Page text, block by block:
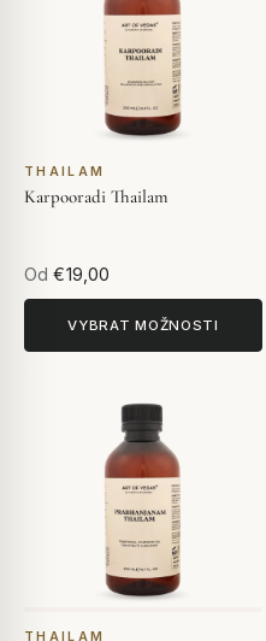
THAILAM
Karpooradi Thailam
Od €19,00
VYBRAT MOŽNOSTI
THAILAM